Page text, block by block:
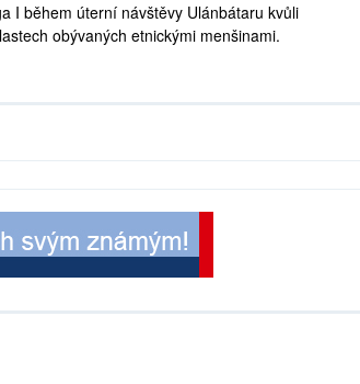
I během úterní návštěvy Ulánbátaru kvůli
obývaných etnickými menšinami.